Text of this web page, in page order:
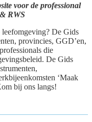
voor de professional
RWS
leefomgeving? De Gids
provincies, GGD’en,
die
De Gids
‘Maak
bij ons langs!